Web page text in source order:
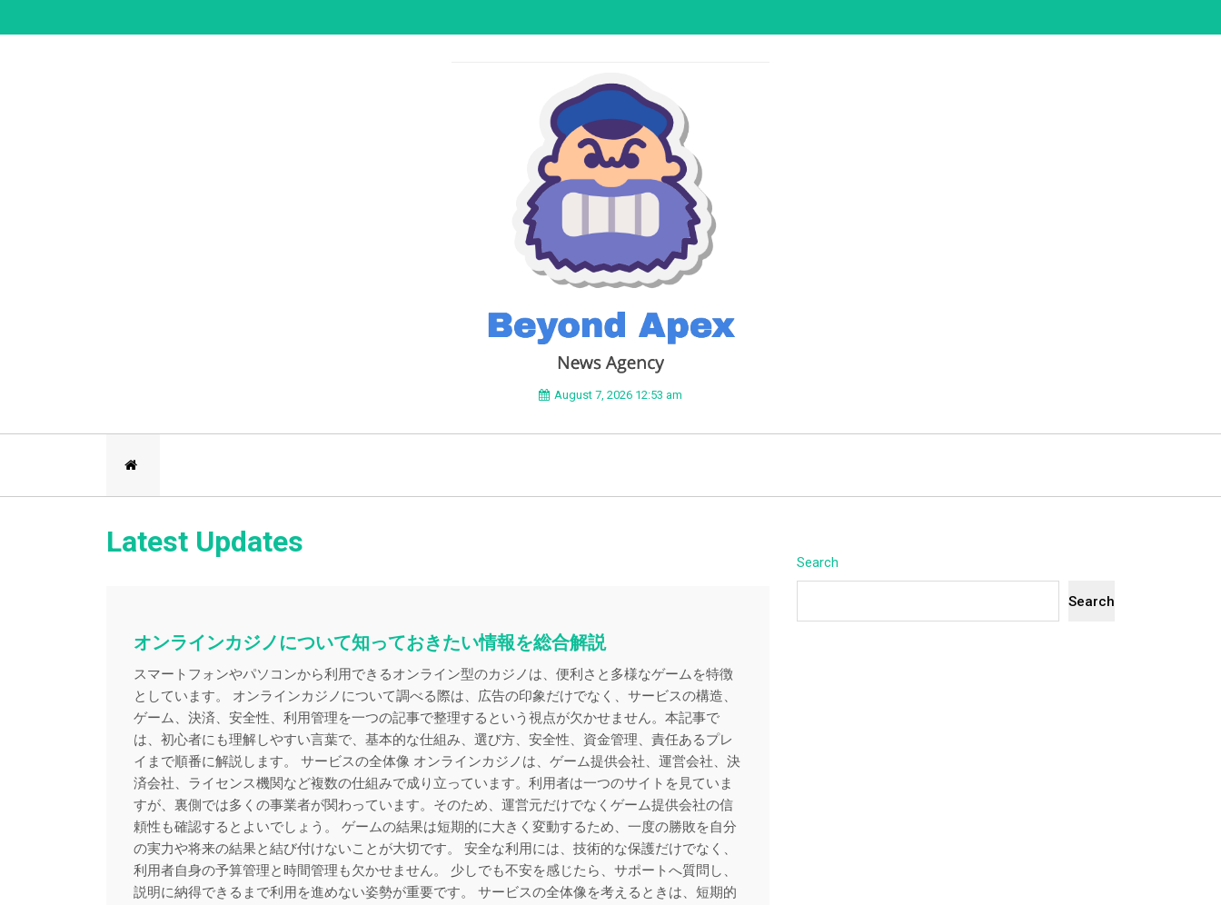
to
BEYOND APEX
August 7, 2026 12:53 am
Latest Updates
オンラインカジノについて知っておきたい情報を総合解説
スマートフォンやパソコンから利用できるオンライン型のカジノは、便利さと多様なゲームを特徴
としています。 オンラインカジノについて調べる際は、広告の印象だけでなく、サービスの構造、
ゲーム、決済、安全性、利用管理を一つの記事で整理するという視点が欠かせません。本記事で
は、初心者にも理解しやすい言葉で、基本的な仕組み、選び方、安全性、資金管理、責任あるプレ
イまで順番に解説します。 サービスの全体像 オンラインカジノは、ゲーム提供会社、運営会社、決
済会社、ライセンス機関など複数の仕組みで成り立っています。利用者は一つのサイトを見ていま
すが、裏側では多くの事業者が関わっています。そのため、運営元だけでなくゲーム提供会社の信
頼性も確認するとよいでしょう。 ゲームの結果は短期的に大きく変動するため、一度の勝敗を自分
の実力や将来の結果と結び付けないことが大切です。 安全な利用には、技術的な保護だけでなく、
利用者自身の予算管理と時間管理も欠かせません。 少しでも不安を感じたら、サポートへ質問し、
説明に納得できるまで利用を進めない姿勢が重要です。 サービスの全体像を考えるときは、短期的
Search
Search